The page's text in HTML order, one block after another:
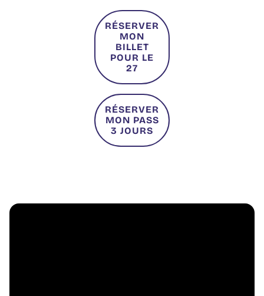
RÉSERVER
MON
BILLET
POUR LE
27
RÉSERVER
MON PASS
3 JOURS